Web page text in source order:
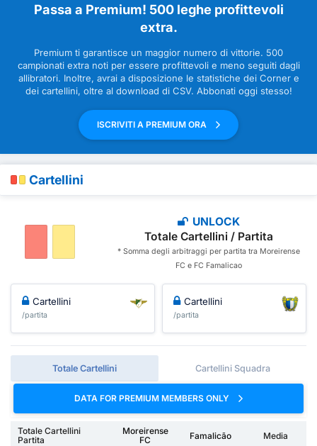
Passa a Premium! 500 leghe profittevoli
extra.
Premium ti garantisce un maggior numero di vittorie. 500
campionati extra noti per essere profittevoli e meno seguiti dagli
allibratori. Inoltre, avrai a disposizione le statistiche dei Corner e
dei cartellini, oltre al download di CSV. Abbonati oggi stesso!
ISCRIVITI A PREMIUM ORA
Cartellini
UNLOCK
Totale Cartellini / Partita
* Somma degli arbitraggi per partita tra Moreirense
FC e FC Famalicao
Cartellini
/partita
Cartellini
/partita
Totale Cartellini Cartellini Squadra
DATA FOR PREMIUM MEMBERS ONLY
Totale Cartellini
Partita
Moreirense
FC
Famalicão Media